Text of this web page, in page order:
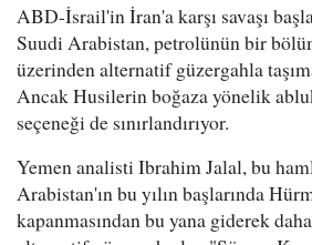
ABD-İsrail'in İran'a karşı savaşı
Suudi Arabistan, petrolünün bir
üzerinden alternatif güzergahla
Ancak Husilerin boğaza yönelik
seçeneği de sınırlandırıyor.
Yemen analisti Ibrahim Jalal, bu
Arabistan'ın bu yılın başlarında
kapanmasından bu yana giderek